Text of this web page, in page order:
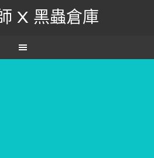
X 黑蟲倉庫